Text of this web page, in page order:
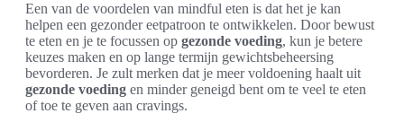
Een van de voordelen van mindful eten is dat het je kan
helpen een gezonder eetpatroon te ontwikkelen. Door bewust
te eten en je te focussen op gezonde voeding, kun je betere
keuzes maken en op lange termijn gewichtsbeheersing
bevorderen. Je zult merken dat je meer voldoening haalt uit
gezonde voeding en minder geneigd bent om te veel te eten
of toe te geven aan cravings.